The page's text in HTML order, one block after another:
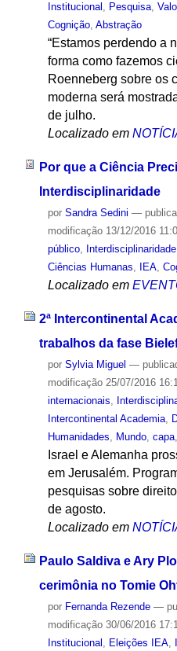
Institucional , Pesquisa,
Cognição, Abstração
“Estamos perdendo a
forma como fazemos
Roenneberg sobre os
moderna será
de julho.
Localizado em
Por que a Ciência
Interdisciplinaridade
por Sandra Sedini —
modificação13/12/2016
público, Interdisciplinaridade
Ciências Humanas, IEA,
Localizado em
2ª Intercontinental
trabalhos da fase
por Sylvia Miguel —
modificação25/07/2016
internacionais
Intercontinental Academia,
Humanidades
Mundo, capa,
Israel e Alemanha
em Jerusalém.
pesquisas sobre
de agosto.
Localizado em
Paulo Saldiva e Ary
cerimônia no Tomie
por Fernanda Rezende —
modificação30/06/2016
Institucional
Eleições IEA,